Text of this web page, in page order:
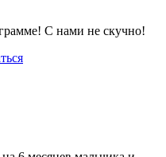
С нами не скучно!